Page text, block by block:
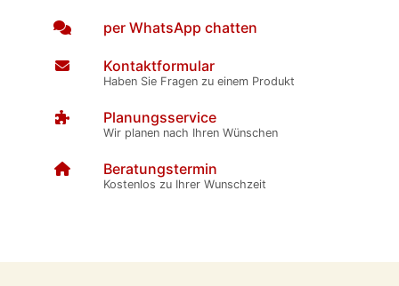
per WhatsApp chatten
Kontaktformular
Haben Sie Fragen zu einem Produkt
Planungsservice
Wir planen nach Ihren Wünschen
Beratungstermin
Kostenlos zu Ihrer Wunschzeit